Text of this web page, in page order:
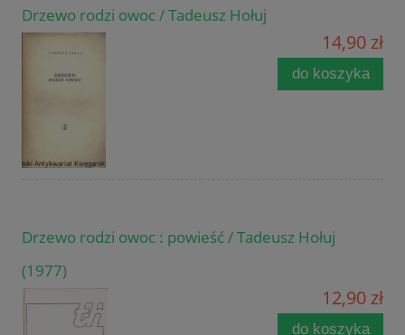
Drzewo rodzi owoc / Tadeusz Hołuj
14,90 zł
do koszyka
Drzewo rodzi owoc : powieść / Tadeusz Hołuj
(1977)
12,90 zł
do koszyka